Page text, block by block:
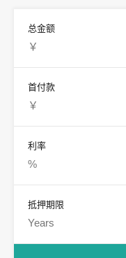
总金额
首付款
利率
抵押期限